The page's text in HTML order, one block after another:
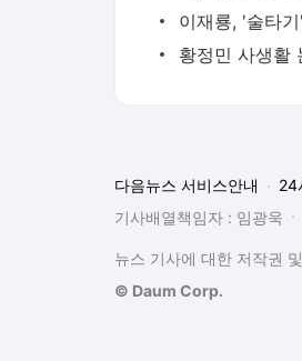
다음뉴스 서비스안내 24
기사배열책임자 : 임광욱
뉴스 기사에 대한 저작권
© Daum Corp.